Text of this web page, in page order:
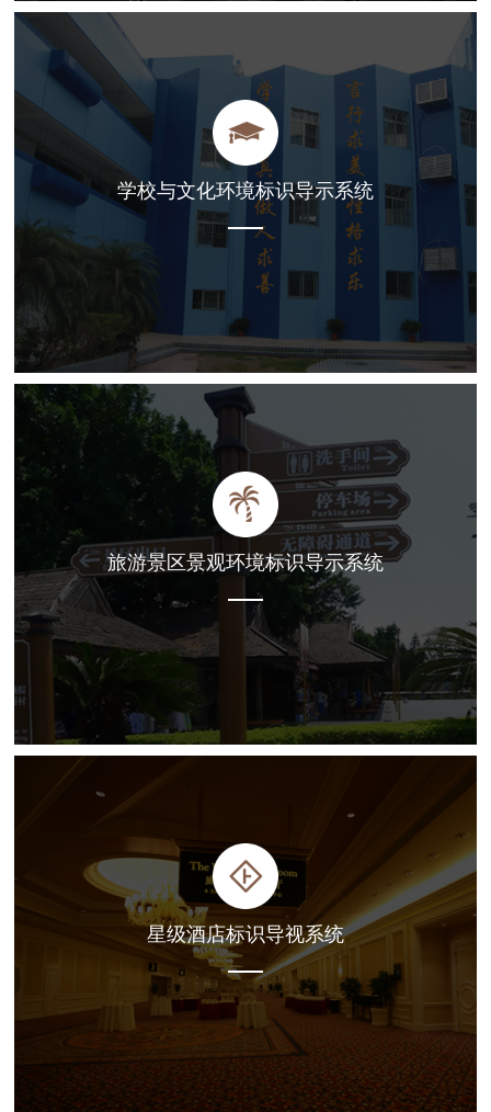
学校与文化环境标识导示系统
旅游景区景观环境标识导示系统
星级酒店标识导视系统